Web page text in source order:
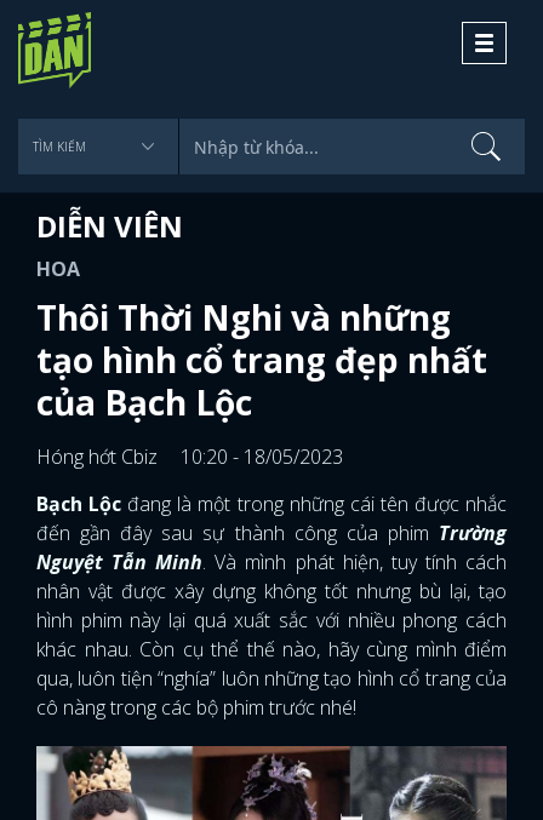
Toggle
DIỄN VIÊN
HOA
Thôi Thời Nghi và những
tạo hình cổ trang đẹp nhất
của Bạch Lộc
Hóng hớt Cbiz
10:20 - 18/05/2023
Bạch Lộc đang là một trong những cái tên được nhắc
đến gần đây sau sự thành công của phim Trường
Nguyệt Tẫn Minh. Và mình phát hiện, tuy tính cách
nhân vật được xây dựng không tốt nhưng bù lại, tạo
hình phim này lại quá xuất sắc với nhiều phong cách
khác nhau. Còn cụ thể thế nào, hãy cùng mình điểm
qua, luôn tiện “nghía” luôn những tạo hình cổ trang của
cô nàng trong các bộ phim trước nhé!